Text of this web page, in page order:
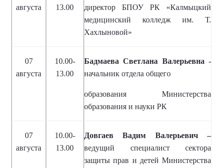
августа 13.00
директор БПОУ РК «Калмыцкий
медицинский колледж им. Т.
Хахлыновой»
07
августа
10.00-
13.00
Бадмаева Светлана Валерьевна -
начальник отдела общего
образования Министерства
образования и науки РК
07
августа
10.00-
13.00
Довгаев Вадим Валерьевич –
ведущий специалист сектора
защиты прав и детей Министерства